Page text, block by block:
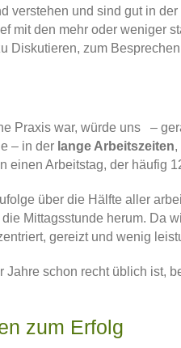
verstehen und sind gut in
mit den mehr oder weniger
Diskutieren, zum
Praxis war, würde uns –
– in der lange Arbeitszeiten,
Arbeitstag, der häufig
über die Hälfte aller
Mittagsstunde herum. Da
gereizt und wenig
schon recht üblich ist,
zum Erfolg